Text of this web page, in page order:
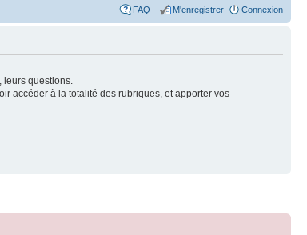
FAQ M'enregistrer Connexion
leurs questions.
accéder à la totalité des rubriques, et apporter vos